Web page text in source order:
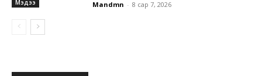
Мэдээ Mandmn - 8 сар 7, 2026